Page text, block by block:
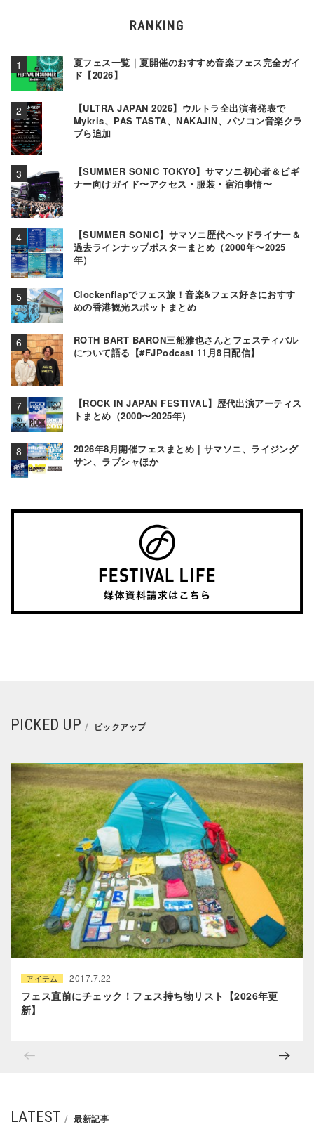
RANKING
夏フェス一覧｜夏開催のおすすめ音楽フェス完全ガイ
ド【2026】
【ULTRA JAPAN 2026】ウルトラ全出演者発表で
Mykris、PAS TASTA、NAKAJIN、パソコン音楽クラ
ブら追加
【SUMMER SONIC TOKYO】サマソニ初心者＆ビギ
ナー向けガイド〜アクセス・服装・宿泊事情〜
【SUMMER SONIC】サマソニ歴代ヘッドライナー＆
過去ラインナップポスターまとめ（2000年〜2025
年）
Clockenflapでフェス旅！音楽&フェス好きにおすす
めの香港観光スポットまとめ
ROTH BART BARON三船雅也さんとフェスティバル
について語る【#FJPodcast 11月8日配信】
【ROCK IN JAPAN FESTIVAL】歴代出演アーティス
トまとめ（2000〜2025年）
2026年8月開催フェスまとめ | サマソニ、ライジング
サン、ラブシャほか
PICKED UP ピックアップ
アイテム 2017.7.22
フェス直前にチェック！フェス持ち物リスト【2026年更
新】
LATEST 最新記事